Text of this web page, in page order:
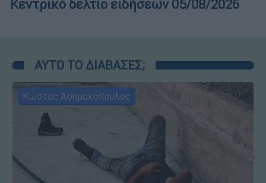
Κεντρικό δελτίο ειδήσεων 05/08/2026
ΑΥΤΟ ΤΟ ΔΙΑΒΑΣΕΣ;
Κώστας Ασημακόπουλος